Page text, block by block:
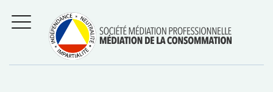
Régler les litiges
entre
consommateurs et
professionnels avec
la médiation de la
consommation
MENU